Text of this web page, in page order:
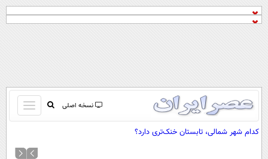
نسخه اصلی
باز
و
کردن
صفحه اول
کدام شهر شمالی، تابستان خنک‌تری دارد؟